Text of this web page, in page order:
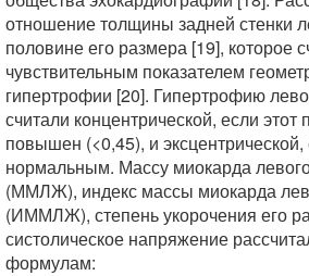
отношение толщины задней стенки
половине его размера [19], которое
чувствительным показателем
гипертрофии [20]. Гипертрофию
считали концентрической, если этот
повышен (<0,45), и
нормальным. Массу миокарда
(ММЛЖ), индекс массы миокарда
(ИММЛЖ), степень укорочения его
систолическое напряжение
формулам: